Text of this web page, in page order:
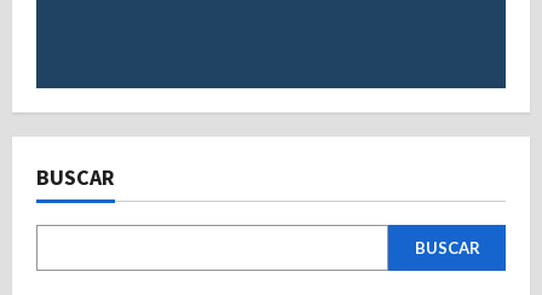
BUSCAR
BUSCAR